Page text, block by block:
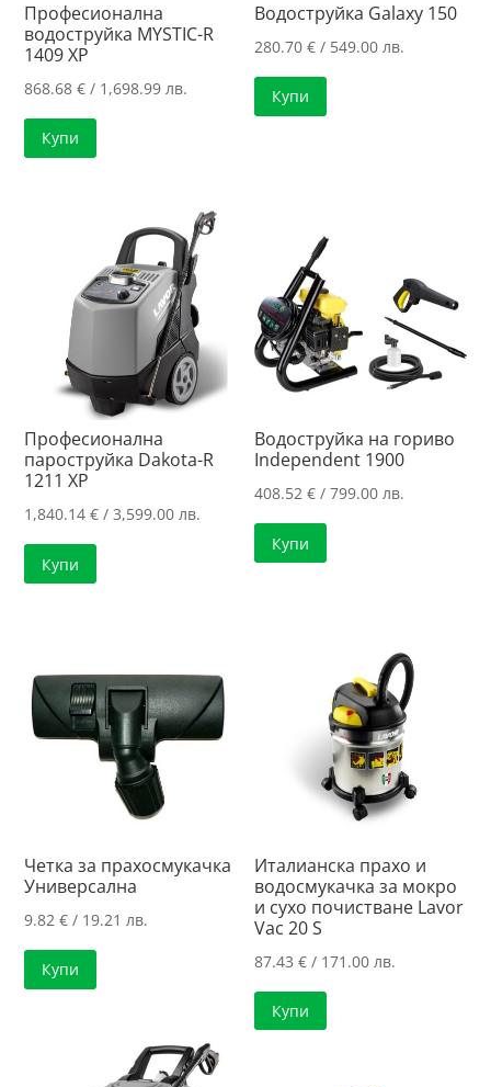
Професионална
водоструйка MYSTIC-R
1409 XP
868.68€ / 1,698.99 лв.
Купи
Водоструйка Galaxy 150
280.70€ / 549.00 лв.
Купи
Професионална
пароструйка Dakota-R
1211 XP
1,840.14€ / 3,599.00 лв.
Купи
Водоструйка на гориво
Independent 1900
408.52€ / 799.00 лв.
Купи
Четка за прахосмукачка
Универсална
9.82€ / 19.21 лв.
Купи
Италианска прахо и
водосмукачка за мокро
и сухо почистване Lavor
Vac 20 S
87.43€ / 171.00 лв.
Купи